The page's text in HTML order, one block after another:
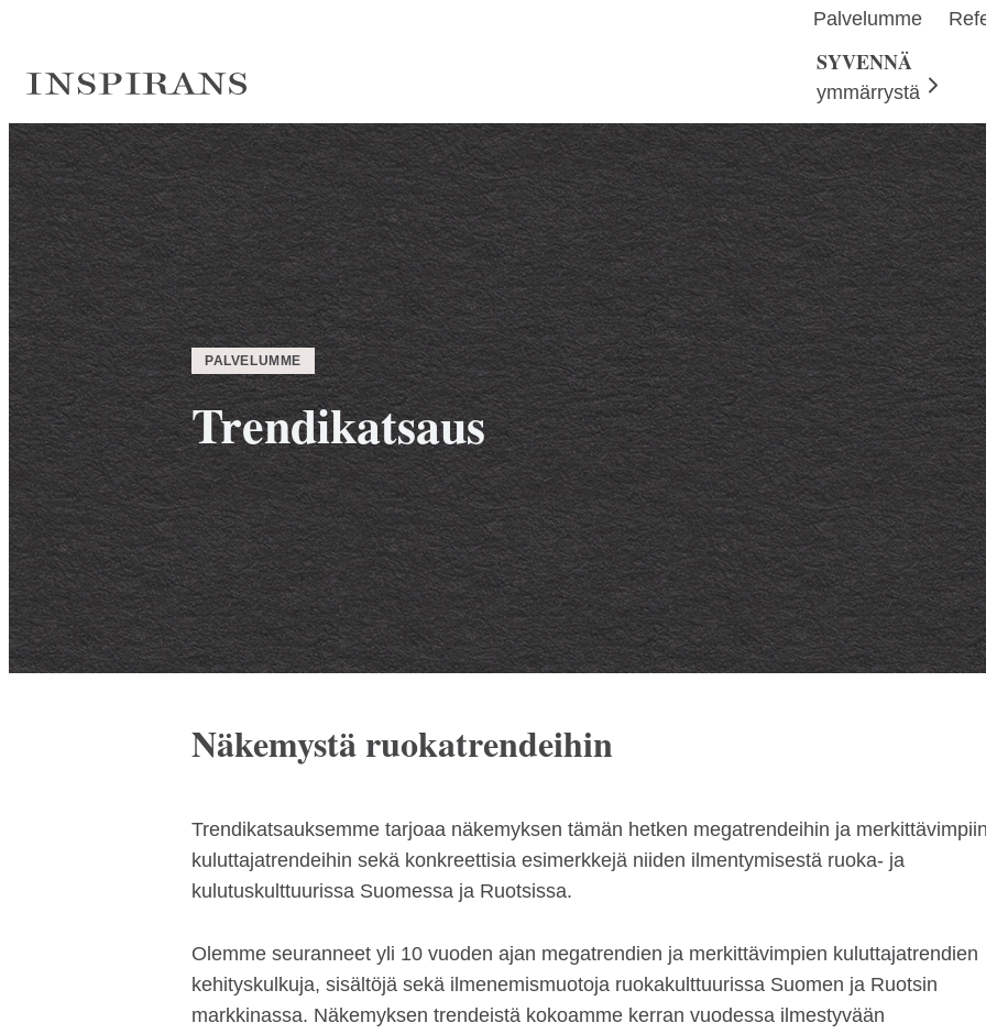
sisältöön
Inspirans
Palvelumme
SYVENNÄ
ymmärrystä
PALVELUMME
Trendikatsaus
Näkemystä ruokatrendeihin
Trendikatsauksemme tarjoaa näkemyksen tämän hetken megatrendeihin ja
kuluttajatrendeihin sekä konkreettisia esimerkkejä niiden ilmentymisestä ruoka- ja
kulutuskulttuurissa Suomessa ja Ruotsissa.
Olemme seuranneet yli 10 vuoden ajan megatrendien ja merkittävimpien kuluttajatrendien
kehityskulkuja, sisältöjä sekä ilmenemismuotoja ruokakulttuurissa Suomen ja Ruotsin
markkinassa. Näkemyksen trendeistä kokoamme kerran vuodessa ilmestyvään